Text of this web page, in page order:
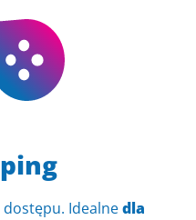
dostępu. Idealnedla